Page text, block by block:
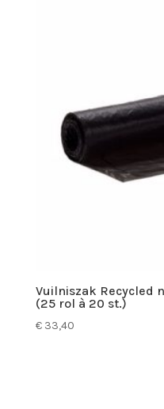
Vuilniszak Recycled
(25 rol à 20 st.)
€33,40